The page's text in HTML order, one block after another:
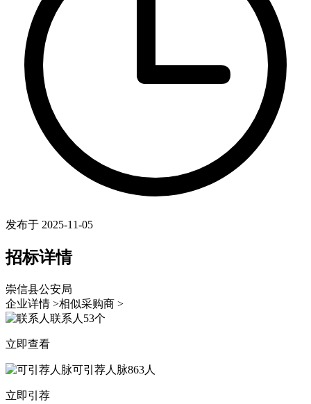
发布于 2025-11-05
招标详情
崇信县公安局
企业详情 >相似采购商 >
联系人 53个
立即查看
可引荐人脉863人
立即引荐